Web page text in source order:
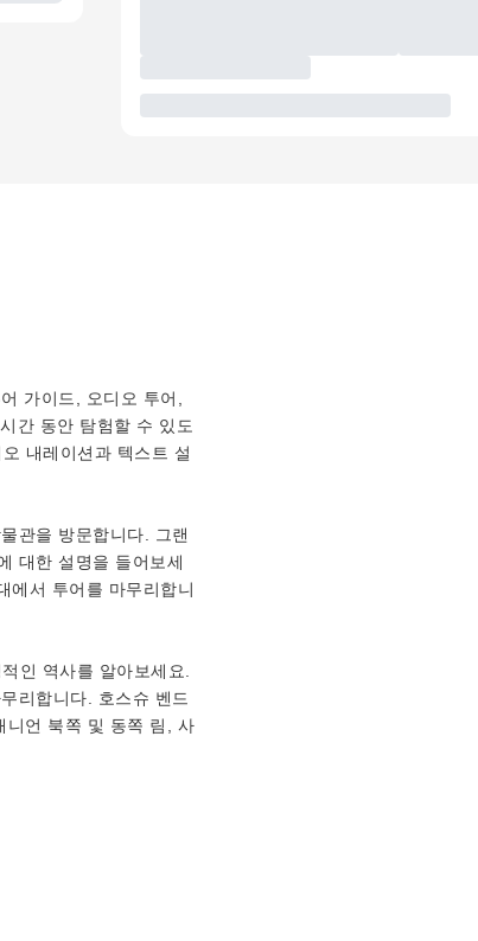
가이드, 오디오 투어,
간 동안 탐험할 수 있도
내레이션과 텍스트 설
관을 방문합니다. 그랜
대한 설명을 들어보세
에서 투어를 마무리합니
인 역사를 알아보세요.
리합니다. 호스슈 벤드
니언 북쪽 및 동쪽 림, 사